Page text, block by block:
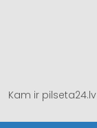
Kam ir pilseta24.lv